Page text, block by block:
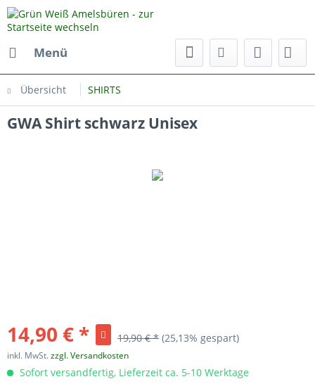
Menü
Übersicht SHIRTS
GWA Shirt schwarz Unisex
14,90 € * 19,90 € * (25,13% gespart)
inkl. MwSt.zzgl. Versandkosten
Sofort versandfertig, Lieferzeit ca. 5-10 Werktage